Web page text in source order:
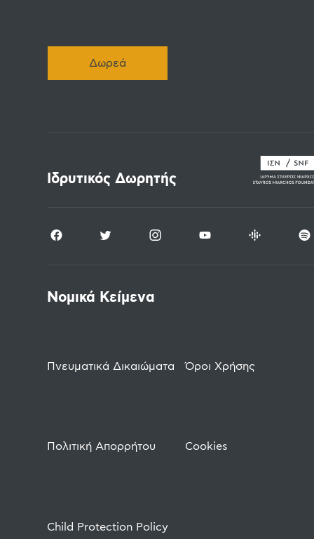
Δωρεά
Ιδρυτικός Δωρητής
Νομικά Κείμενα
Πνευματικά Δικαιώματα Όροι Χρήσης
Πολιτική Απορρήτου Cookies
Child Protection Policy